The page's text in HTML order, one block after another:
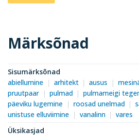
Märksõnad
Sisumärksõnad
abiellumine
arhitekt ausus
pruutpaar
pulmad
pulmameigi
päeviku lugemine
roosad unelmad
unistuse elluviimine
vanalinn
vares
Üksikasjad